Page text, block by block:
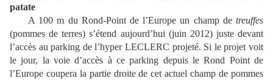
patate
A 100 m du Rond-Point de l’Europe un champ detreuffes
(pommes de terres) s’étend aujourd’hui (juin 2012) juste devant
l’accès au parking de l’hyper LECLERC projeté. Si le projet voit
le jour, la voie d’accès à ce parking depuis le Rond Point de
l’Europe coupera la partie droite de cet actuel champ de pommes